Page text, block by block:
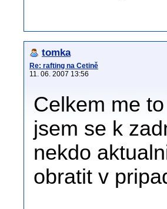
tomka
Re: rafting na Cetině
11. 06. 2007 13:56
Celkem me
jsem se k
nekdo
obratit v